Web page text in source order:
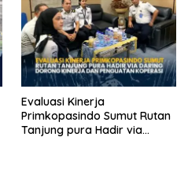
Evaluasi Kinerja
Primkopasindo Sumut Rutan
Tanjung pura Hadir via